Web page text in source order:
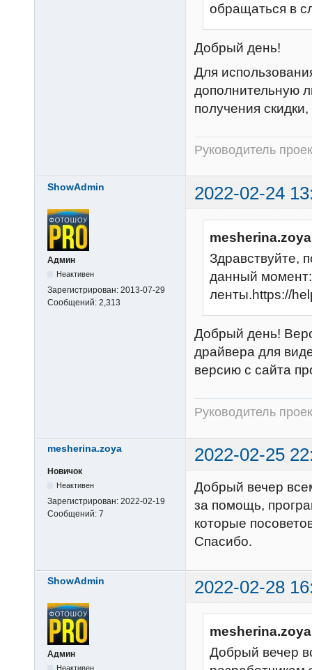
обращаться в
Добрый день!
Для
дополнительную
получения
Руководитель
ShowAdmin 2022-02-24
Админ
Неактивен
Зарегистрирован: 2013-07-29
Сообщений: 2,313
Здравствуйте,
данный
ленты.https://
Добрый день!
драйвера для
версию с сайта
Руководитель
mesherina.zoya 2022-02-25
Новичок
Неактивен
Зарегистрирован: 2022-02-19
Сообщений: 7
Добрый вечер
за помощь,
которые
Спасибо.
ShowAdmin 2022-02-28
Админ
Неактивен
Добрый вечер